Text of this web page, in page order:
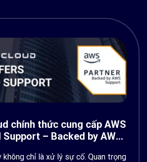
chính thức cung cấp AWS
– Backed by AWS
không chỉ là xử lý sự cố. Quan trọng